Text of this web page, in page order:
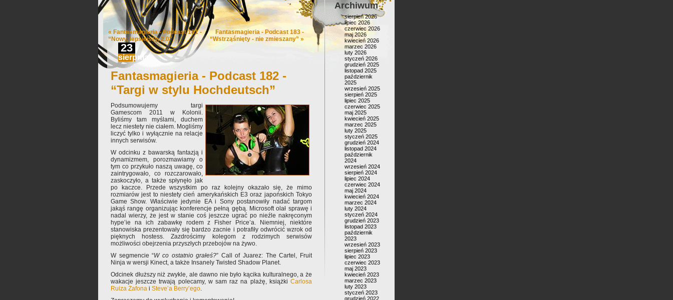
« Fantasmagieria - Podcast 181 -
“Nowy, lepsiejszy, 2.0″
Fantasmagieria - Podcast 183 -
“Wstrząśnięty - nie zmieszany”»
23
sierpnia
Fantasmagieria - Podcast 182 -
“Targi w stylu Hochdeutsch”
Podsumowujemy targi
Gamescom 2011 w Kolonii.
Byliśmy tam myślami, duchem
lecz niestety nie ciałem. Mogliśmy
liczyć tylko i wyłącznie na relacje
innych serwisów.
W odcinku z bawarską fantazją i
dynamizmem, porozmawiamy o
tym co przykuło naszą uwagę, co
zaintrygowało, co rozczarowało,
zaskoczyło, a także spłynęło jak
po kaczce. Przede wszystkim po raz kolejny okazało się, że mimo
rozmiarów jest to niestety cień amerykańskich E3 oraz japońskich Tokyo
Game Show. Właściwie jedynie EA i Sony postanowiły nadać targom
jakąś rangę organizując konferencje pełną gębą. Microsoft olał sprawę i
nadal wierzy, że jest w stanie coś jeszcze ugrać po nieźle nakręconym
hype’ie na ich zabawkę rodem z Fisher Price’a. Niemniej, niektóre
stanowiska prezentowały się bardzo zacnie i potrafiły odwrócić wzrok od
pięknych hostess. Zazdrościmy kolegom z rodzimych serwisów
możliwości obejrzenia przyszłych przebojów na żywo.
W segmencie “W co ostatnio grałeś?” Call of Juarez: The Cartel, Fruit
Ninja w wersji Kinect, a także Insanely Twisted Shadow Planet.
Odcinek dłuższy niż zwykle, ale dawno nie było kącika kulturalnego, a że
wakacje jeszcze trwają polecamy, w sam raz na plażę, książki Carlosa
Ruiza Zafona i Steve’a Berry’ego.
Archiwum
sierpień 2026
lipiec 2026
czerwiec 2026
maj 2026
kwiecień 2026
marzec 2026
luty 2026
styczeń 2026
grudzień 2025
listopad 2025
październik
2025
wrzesień 2025
sierpień 2025
lipiec 2025
czerwiec 2025
maj 2025
kwiecień 2025
marzec 2025
luty 2025
styczeń 2025
grudzień 2024
listopad 2024
październik
2024
wrzesień 2024
sierpień 2024
lipiec 2024
czerwiec 2024
maj 2024
kwiecień 2024
marzec 2024
luty 2024
styczeń 2024
grudzień 2023
listopad 2023
październik
2023
wrzesień 2023
sierpień 2023
lipiec 2023
czerwiec 2023
maj 2023
kwiecień 2023
marzec 2023
luty 2023
styczeń 2023
grudzień 2022